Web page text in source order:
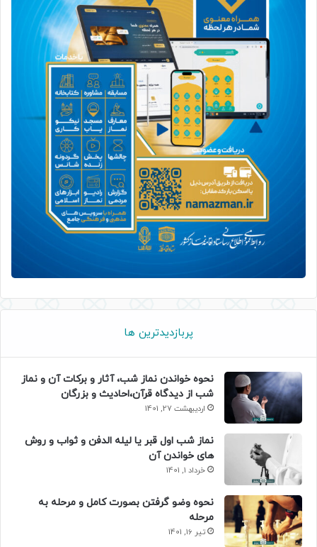
پربازدیدترین ها
نحوه خواندن نماز شب، آثار و برکات آن و نماز
شب از دیدگاه قرآن،احادیث و بزرگان
اردیبهشت 27, 1401
نماز شب اول قبر یا لیله الدفن و ثواب و روش
های خواندن آن
خرداد 1, 1401
نحوه وضو گرفتن بصورت کامل و مرحله به
مرحله
تیر 16, 1401